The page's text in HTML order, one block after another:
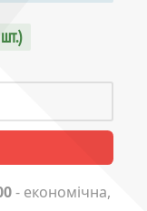
- економічна,